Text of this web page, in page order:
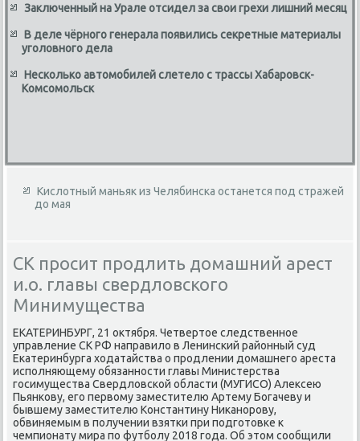
Заключенный на Урале отсидел за свои грехи лишний месяц
В деле чёрного генерала появились секретные материалы
уголовного дела
Несколько автомобилей слетело с трассы Хабаровск-
Комсомольск
Кислотный маньяк из Челябинска останется под стражей
до мая
СК просит продлить домашний арест
и.о. главы свердловского
Минимущества
ЕКАТЕРИНБУРГ, 21 октября. Четвертое следственное
управление СК РФ направило в Ленинский районный суд
Екатеринбурга ходатайства о продлении домашнего ареста
исполняющему обязанности главы Министерства
госимущества Свердловской области (МУГИСО) Алексею
Пьянкову, его первому заместителю Артему Богачеву и
бывшему заместителю Константину Никанорову,
обвиняемым в получении взятки при подготовке к
чемпионату мира по футболу 2018 года. Об этом сообщили